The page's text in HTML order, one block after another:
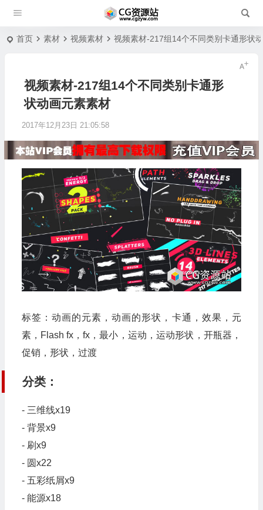
首页 素材 视频素材 视频素材-217组14个不同类别卡通形状
视频素材-217组14个不同类别卡通形
状动画元素素材
2017年12月23日 21:05:58
标签：动画的元素，动画的形状，卡通，效果，元
素，Flash fx，fx，最小，运动，运动形状，开瓶器，
促销，形状，过渡
分类：
- 三维线x19
- 背景x9
- 刷x9
- 圆x22
- 五彩纸屑x9
- 能源x18